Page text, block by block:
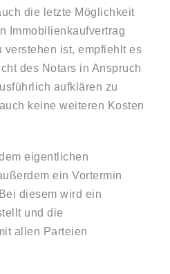
die letzte Möglichkeit
Immobilienkaufvertrag
verstehen ist, empfiehlt es
des Notars in Anspruch
aufklären zu
keine weiteren Kosten
eigentlichen
ein Vortermin
diesem wird ein
und die
allen Parteien